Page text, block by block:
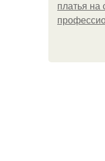
платья на